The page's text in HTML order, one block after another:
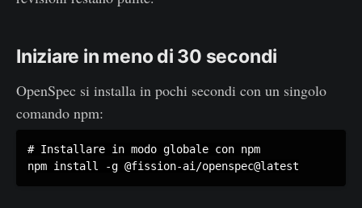
Iniziare in meno di 30 secondi
OpenSpec si installa in pochi secondi con un singolo
comando npm:
# Installare in modo globale con npm